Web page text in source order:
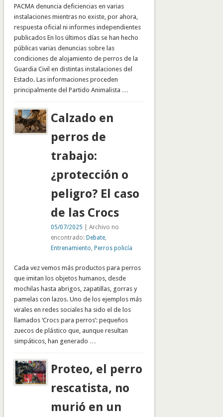
PACMA denuncia deficiencias en varias
instalaciones mientras no existe, por ahora,
respuesta oficial ni informes independientes
publicados En los últimos días se han hecho
públicas varias denuncias sobre las
condiciones de alojamiento de perros de la
Guardia Civil en distintas instalaciones del
Estado. Las informaciones proceden
principalmente del Partido Animalista …
Calzado en
perros de
trabajo:
¿protección o
peligro? El caso
de las Crocs
05/07/2025 | Archivo no
encontrado: Debate,
Entrenamiento, Perros policía
Cada vez vemos más productos para perros
que imitan los objetos humanos, desde
mochilas hasta abrigos, zapatillas, gorras y
pamelas con lazos. Uno de los ejemplos más
virales en redes sociales ha sido el de los
llamados ‘Crocs para perros’: pequeños
zuecos de plástico que, aunque resultan
simpáticos, han generado …
Proteo, el perro
rescatista, no
murió en un